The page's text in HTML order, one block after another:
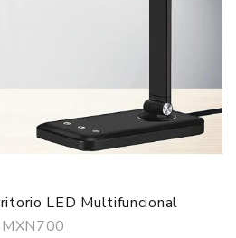
LED Multifuncional
MXN700